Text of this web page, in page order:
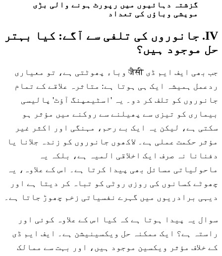
گزشتہ دہائیوں میں رپورٹ ہونے والی بڑی
مویشی وباؤں کی تعداد
IV. جانوروں کی تلفی سے آگے: کیا بہتر
حل موجود ہیں؟
جب بھی ایف ایم ڈی जैसी وباء پھوٹتی ہے، تو معیاری
ردعمل ہمیشہ ایک ہی ہوتا ہے: متاثرہ علاقے کے تمام
جانوروں کو تلف کر دو۔ یہ 'اسٹیمپنگ آؤٹ' پالیسی
بیماری کو تیزی سے پھیلنے سے روکنے میں مؤثر ہو
سکتی ہے، لیکن یہ ایک بے رحم، مہنگی اور اکثر غیر
مؤثر حکمت عملی ہے۔ لاکھوں جانوروں کو زندہ جلانا یا
دفنانا نہ صرف ایک اخلاقی المیہ ہے، بلکہ یہ
ماحولیاتی مسائل بھی پیدا کرتا ہے۔ اس کے علاوہ، یہ
چھوٹے کسانوں کی روزی روٹی کو تباہ کر دیتا ہے اور
دیہی برادریوں میں گہرے نفسیاتی زخم چھوڑ جاتا ہے۔
سوال یہ پیدا ہوتا ہے کہ کیا اس کے علاوہ کوئی اور
راستہ ہے؟ ایک ممکنہ حل ویکسینیشن ہے۔ ایف ایم ڈی
کے خلاف مؤثر ویکسین موجود ہیں، اور بہت سے ممالک